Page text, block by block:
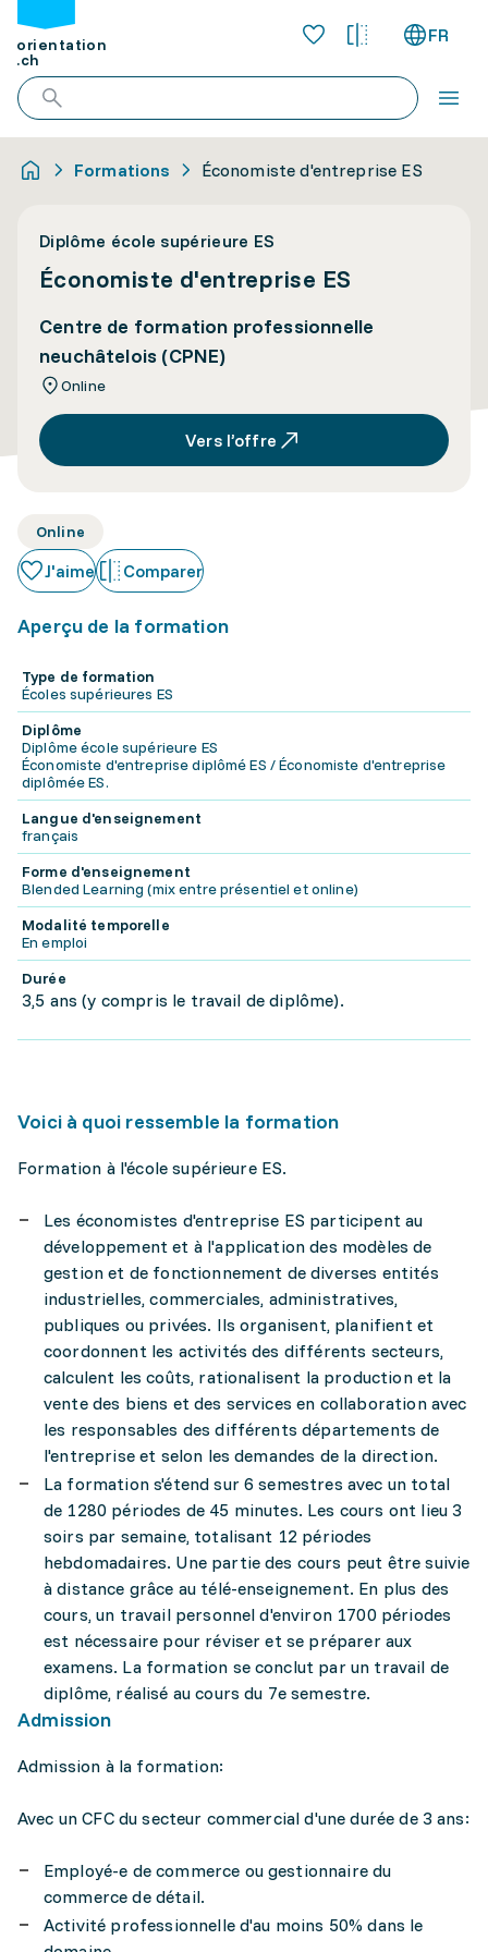
orientation
.ch
FR
Formations Économiste d'entreprise ES
Diplôme école supérieure ES
Économiste d'entreprise ES
Centre de formation professionnelle
neuchâtelois (CPNE)
Online
Vers l’offre
Online
J'aime Comparer
Aperçu de la formation
Type de formation
Écoles supérieures ES
Diplôme
Diplôme école supérieure ES
Économiste d'entreprise diplômé ES / Économiste d'entreprise
diplômée ES.
Langue d'enseignement
français
Forme d'enseignement
Blended Learning (mix entre présentiel et online)
Modalité temporelle
En emploi
Durée
3,5 ans (y compris le travail de diplôme).
Voici à quoi ressemble la formation
Formation à l'école supérieure ES.
Les économistes d'entreprise ES participent au
développement et à l'application des modèles de
gestion et de fonctionnement de diverses entités
industrielles, commerciales, administratives,
publiques ou privées. Ils organisent, planifient et
coordonnent les activités des différents secteurs,
calculent les coûts, rationalisent la production et la
vente des biens et des services en collaboration avec
les responsables des différents départements de
l'entreprise et selon les demandes de la direction.
La formation s'étend sur 6 semestres avec un total
de 1280 périodes de 45 minutes. Les cours ont lieu 3
soirs par semaine, totalisant 12 périodes
hebdomadaires. Une partie des cours peut être suivie
à distance grâce au télé-enseignement. En plus des
cours, un travail personnel d'environ 1700 périodes
est nécessaire pour réviser et se préparer aux
examens. La formation se conclut par un travail de
diplôme, réalisé au cours du 7e semestre.
Admission
Admission à la formation:
Avec un CFC du secteur commercial d'une durée de 3 ans:
Employé-e de commerce ou gestionnaire du
commerce de détail.
Activité professionnelle d'au moins 50% dans le